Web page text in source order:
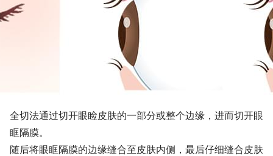
全切法通过切开眼睑皮肤的一部分或整个边缘，进而切开眼
眶隔膜。
随后将眼眶隔膜的边缘缝合至皮肤内侧，最后仔细缝合皮肤